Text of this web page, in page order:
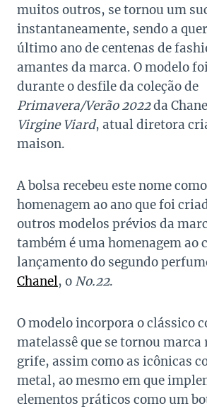
muitos outros, se tornou um
instantaneamente, sendo a
último ano de centenas de
amantes da marca. O modelo
durante o desfile da coleção de
Primavera/Verão 2022da
Virgine Viard, atual diretora
maison.
A bolsa recebeu este nome
homenagem ao ano que foi
outros modelos prévios da
também é uma homenagem ao
lançamento do segundo
Chanel, o No.22.
O modelo incorpora o clássico
matelassê que se tornou marca
grife, assim como as icônicas
metal, ao mesmo em que
elementos práticos como um